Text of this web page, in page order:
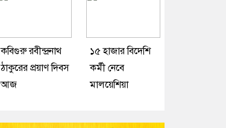
কবিগুরু রবীন্দ্রনাথ
ঠাকুরের প্রয়াণ দিবস
আজ
১৫ হাজার বিদেশি
কর্মী নেবে
মালয়েশিয়া